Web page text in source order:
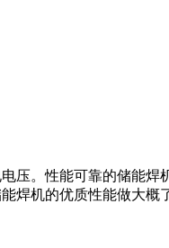
压。性能可靠的储能焊
焊机的优质性能做大概